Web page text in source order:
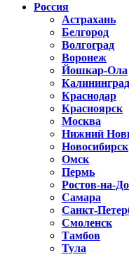
Россия
Астрахань
Белгород
Волгоград
Воронеж
Йошкар-Ола
Калининград
Краснодар
Красноярск
Москва
Нижний
Новосибирск
Омск
Пермь
Ростов-на-
Самара
Санкт-
Смоленск
Тамбов
Тула